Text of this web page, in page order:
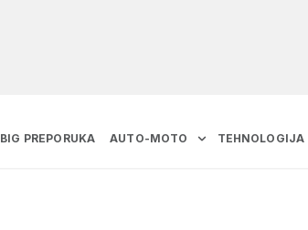
BIG PREPORUKA AUTO-MOTO TEHNOLOGIJA